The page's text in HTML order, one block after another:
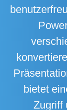
bietet
Zugriff